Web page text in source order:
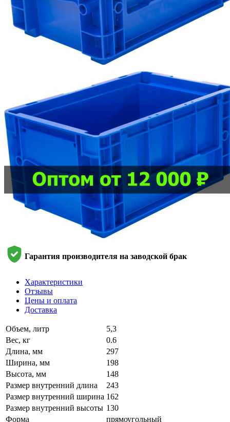
Гарантия производителя на заводской брак
Характеристики
Отзывы
Цены и оплата
Доставка
Объем, литр
5,3
Вес, кг
0.6
Длина, мм
297
Ширина, мм
198
Высота, мм
148
Размер внутренний длина
243
Размер внутренний ширина 162
Размер внутренний высоты 130
Форма
прямоугольный